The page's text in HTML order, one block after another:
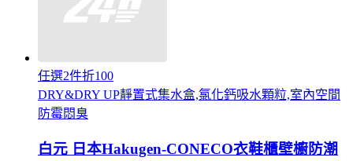
任選2件折100
DRY&DRY UP靜置式集水盒,氯化鈣吸水顆粒,室內空間
防霉悶臭
白元 日本Hakugen-CONECO衣鞋櫃壁櫥防潮